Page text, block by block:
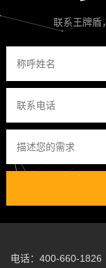
联系王牌盾
电话：400-660-1826